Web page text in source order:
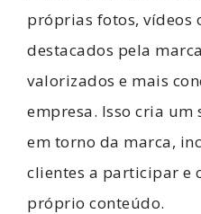
próprias fotos, vídeos
destacados pela
valorizados e mais
empresa. Isso cria um
em torno da marca,
clientes a participar e
próprio conteúdo.